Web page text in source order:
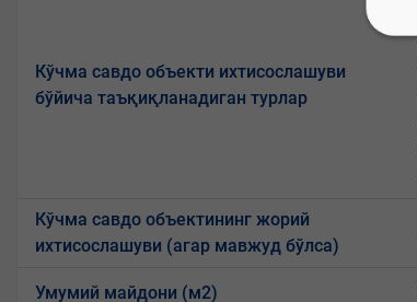
Кўчма савдо объекти ихтисослашуви
бўйича таъқиқланадиган турлар
Кўчма савдо объектининг жорий
ихтисослашуви (агар мавжуд бўлса)
Умумий майдони (м2)